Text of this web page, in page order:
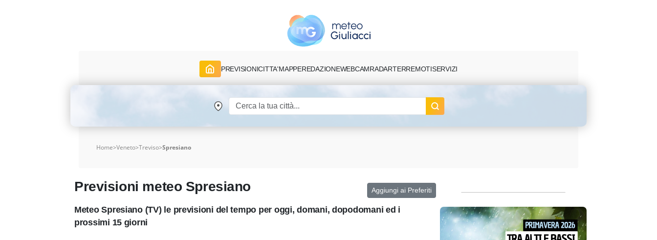
PREVISIONICITTA'MAPPEREDAZIONEWEBCAMRADARTERREMOTISERVIZI
Home>Veneto>Treviso>Spresiano
Previsioni meteo Spresiano Aggiungi ai Preferiti
Meteo Spresiano (TV) le previsioni del tempo per oggi, domani, dopodomani ed i
prossimi 15 giorni